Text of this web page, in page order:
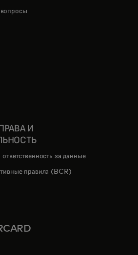
tab
in a new tab
И
за данные
правила (BCR)
a new tab